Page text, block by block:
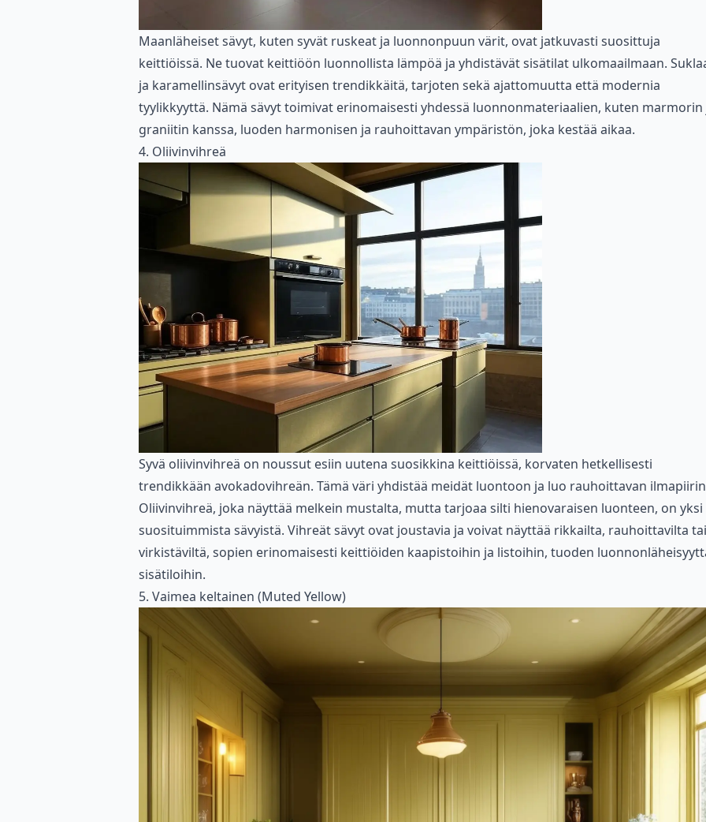
Maanläheiset sävyt, kuten syvät ruskeat ja luonnonpuun värit, ovat jatkuvasti suosittuja
keittiöissä. Ne tuovat keittiöön luonnollista lämpöä ja yhdistävät sisätilat ulkomaailmaan.
ja karamellinsävyt ovat erityisen trendikkäitä, tarjoten sekä ajattomuutta että modernia
tyylikkyyttä. Nämä sävyt toimivat erinomaisesti yhdessä luonnonmateriaalien, kuten marmorin
graniitin kanssa, luoden harmonisen ja rauhoittavan ympäristön, joka kestää aikaa.
4. Oliivinvihreä
Syvä oliivinvihreä on noussut esiin uutena suosikkina keittiöissä, korvaten hetkellisesti
trendikkään avokadovihreän. Tämä väri yhdistää meidät luontoon ja luo rauhoittavan
Oliivinvihreä, joka näyttää melkein mustalta, mutta tarjoaa silti hienovaraisen luonteen, on yksi
suosituimmista sävyistä. Vihreät sävyt ovat joustavia ja voivat näyttää rikkailta, rauhoittavilta tai
virkistäviltä, sopien erinomaisesti keittiöiden kaapistoihin ja listoihin, tuoden
sisätiloihin.
5. Vaimea keltainen (Muted Yellow)